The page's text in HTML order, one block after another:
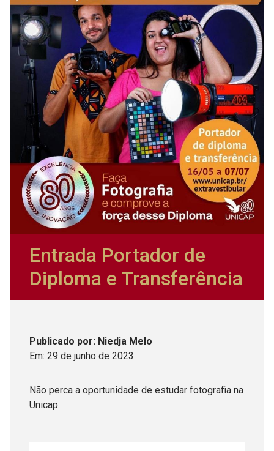
Entrada Portador de
Diploma e Transferência
Publicado por: Niedja Melo
Em: 29 de junho de 2023
Não perca a oportunidade de estudar fotografia na
Unicap.